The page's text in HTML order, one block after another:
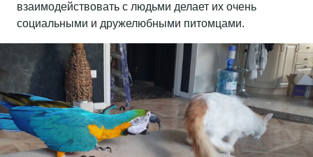
взаимодействовать с людьми делает их очень
социальными и дружелюбными питомцами.